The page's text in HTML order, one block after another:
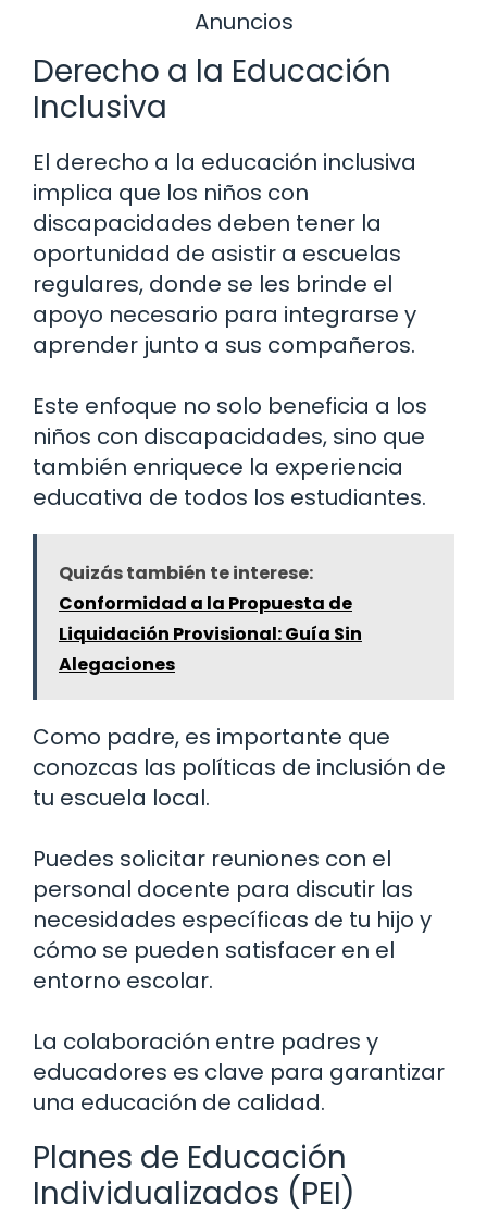
Anuncios
Derecho a la Educación
Inclusiva
El derecho a la educación inclusiva
implica que los niños con
discapacidades deben tener la
oportunidad de asistir a escuelas
regulares, donde se les brinde el
apoyo necesario para integrarse y
aprender junto a sus compañeros.
Este enfoque no solo beneficia a los
niños con discapacidades, sino que
también enriquece la experiencia
educativa de todos los estudiantes.
Quizás también te interese:
Conformidad a la Propuesta de
Liquidación Provisional: Guía Sin
Alegaciones
Como padre, es importante que
conozcas las políticas de inclusión de
tu escuela local.
Puedes solicitar reuniones con el
personal docente para discutir las
necesidades específicas de tu hijo y
cómo se pueden satisfacer en el
entorno escolar.
La colaboración entre padres y
educadores es clave para garantizar
una educación de calidad.
Planes de Educación
Individualizados (PEI)